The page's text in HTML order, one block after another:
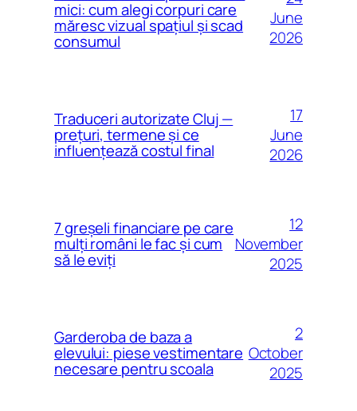
mici: cum alegi corpuri care
măresc vizual spațiul și scad
consumul
June
2026
Traduceri autorizate Cluj —
prețuri, termene și ce
influențează costul final
17
June
2026
7 greșeli financiare pe care
mulți români le fac și cum
să le eviți
12
November
2025
Garderoba de baza a
elevului: piese vestimentare
necesare pentru scoala
2
October
2025